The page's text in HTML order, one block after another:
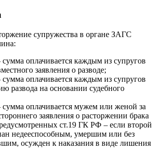
супружества в органе ЗАГС
сумма оплачивается каждым из супругов
заявления о разводе;
сумма оплачивается каждым из супругов
развода на основании судебного
сумма оплачивается мужем или женой за
заявления о расторжении брака
ст.19 ГК РФ – если второй
недееспособным, умершим или без
осужден к наказания в виде лишения